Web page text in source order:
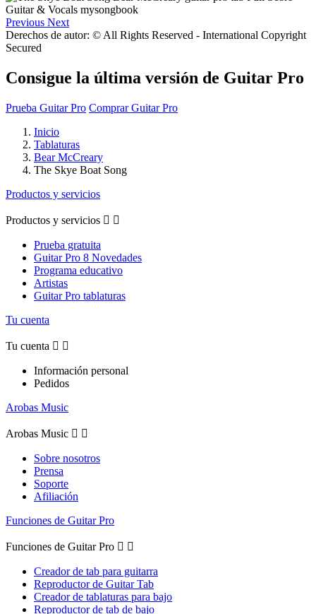
Previous Next
Derechos de autor: © All Rights Reserved - International Copyright
Secured
Consigue la última versión de Guitar Pro
Prueba Guitar Pro Comprar Guitar Pro
Inicio
Tablaturas
Bear McCreary
The Skye Boat Song
Productos y servicios
Productos y servicios  
Prueba gratuita
Guitar Pro 8 Novedades
Programa educativo
Artistas
Guitar Pro tablaturas
Tu cuenta
Tu cuenta  
Información personal
Pedidos
Arobas Music
Arobas Music  
Sobre nosotros
Prensa
Soporte
Afiliación
Funciones de Guitar Pro
Funciones de Guitar Pro  
Creador de tab para guitarra
Reproductor de Guitar Tab
Creador de tablaturas para bajo
Reproductor de tab de bajo